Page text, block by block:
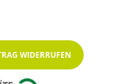
WIDERRUFEN